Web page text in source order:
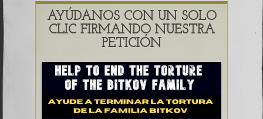
AYÚDANOS CON UN SOLO
CLIC FIRMANDO NUESTRA
PETICIÓN